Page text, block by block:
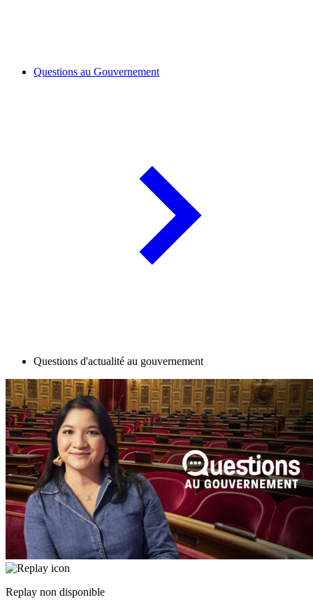
Questions au Gouvernement
Questions d'actualité au gouvernement
Replay non disponible